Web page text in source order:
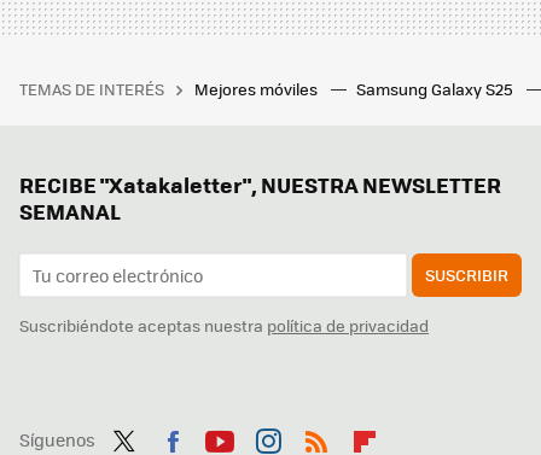
TEMAS DE INTERÉS Mejores móviles Samsung Galaxy S25
RECIBE "Xatakaletter", NUESTRA NEWSLETTER
SEMANAL
SUSCRIBIR
Suscribiéndote aceptas nuestra política de privacidad
Síguenos